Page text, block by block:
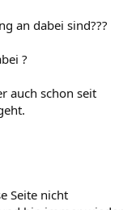
an dabei sind???
?
auch schon seit
Seite nicht